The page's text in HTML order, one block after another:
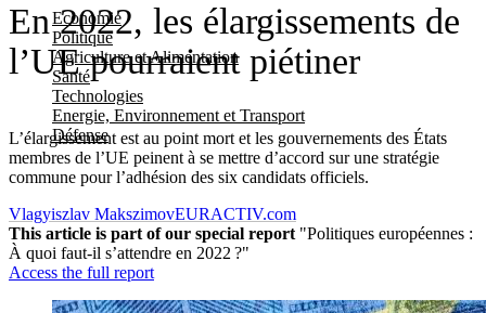
Economie
Politique
Agriculture et Alimentation
Santé
Technologies
Energie, Environnement et Transport
Défense
En 2022, les élargissements de
l’UE pourraient piétiner
L’élargissement est au point mort et les gouvernements des États
membres de l’UE peinent à se mettre d’accord sur une stratégie
commune pour l’adhésion des six candidats officiels.
Vlagyiszlav MakszimovEURACTIV.com
This article is part of our special report "Politiques européennes :
À quoi faut-il s’attendre en 2022 ?"
Access the full report